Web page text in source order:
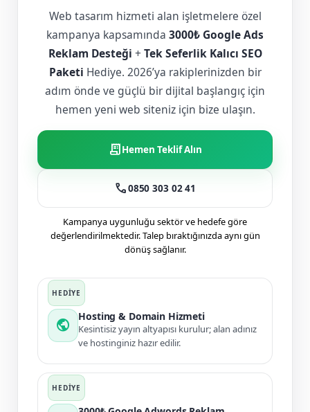
Web tasarım hizmeti alan işletmelere özel
kampanya kapsamında 3000₺ Google Ads
Reklam Desteği + Tek Seferlik Kalıcı SEO
Paketi Hediye. 2026’ya rakiplerinizden bir
adım önde ve güçlü bir dijital başlangıç için
hemen yeni web siteniz için bize ulaşın.
receipt_longHemen Teklif Alın
call0850 303 02 41
Kampanya uygunluğu sektör ve hedefe göre
değerlendirilmektedir. Talep bıraktığınızda aynı gün
dönüş sağlanır.
public
Hosting & Domain Hizmeti
Kesintisiz yayın altyapısı kurulur; alan adınız
ve hostinginiz hazır edilir.